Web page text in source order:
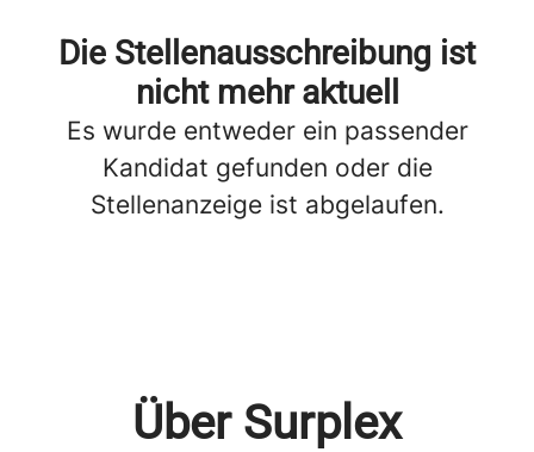
Die Stellenausschreibung ist
nicht mehr aktuell
Es wurde entweder ein passender
Kandidat gefunden oder die
Stellenanzeige ist abgelaufen.
Über Surplex